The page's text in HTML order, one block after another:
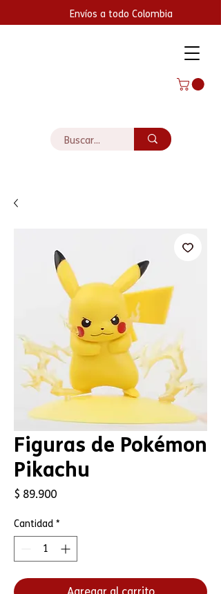
Envíos a todo Colombia
Figuras de Pokémon
Pikachu
$ 89.900Precio
Cantidad *